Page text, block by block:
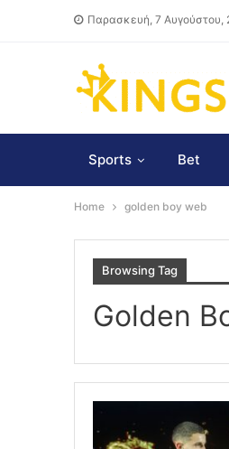
Παρασκευή, 7 Αυγούστου,
Sports Bet
Home golden boy web
Browsing Tag
Golden